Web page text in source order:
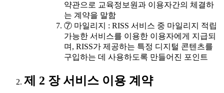
약관으로 교육정보원과 이용자간의 체결하
는 계약을 말함
⑦ 마일리지 : RISS 서비스 중 마일리지 적립
가능한 서비스를 이용한 이용자에게 지급되
며, RISS가 제공하는 특정 디지털 콘텐츠를
구입하는 데 사용하도록 만들어진 포인트
제 2 장 서비스 이용 계약